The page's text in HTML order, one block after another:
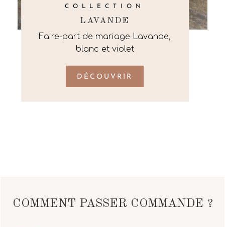
COLLECTION
LAVANDE
Faire-part de mariage Lavande,
blanc et violet
DÉCOUVRIR
COMMENT PASSER COMMANDE ?